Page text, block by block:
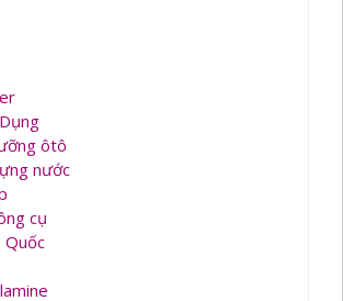
ôtô
nước
cụ
Quốc